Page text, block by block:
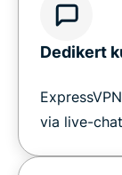
Dedikert
via live-